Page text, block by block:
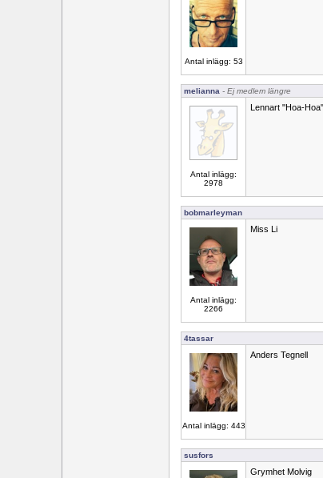
Antal inlägg: 53
melianna - Ej medlem längre
Antal inlägg:
2978
Lennart "Hoa-
bobmarleyman
Antal inlägg:
2266
Miss Li
4tassar
Antal inlägg: 443
Anders Tegnell
susfors
Grymhet Molvig